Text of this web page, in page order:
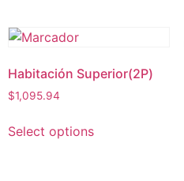
Habitación Superior(2P)
$1,095.94
Select options